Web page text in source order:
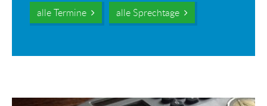
alle Termine alle Sprechtage